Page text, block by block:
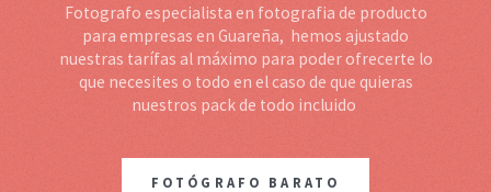
Fotografo especialista en fotografia de producto
para empresas en Guareña, hemos ajustado
nuestras tarífas al máximo para poder ofrecerte lo
que necesites o todo en el caso de que quieras
nuestros pack de todo incluido
FOTÓGRAFO BARATO